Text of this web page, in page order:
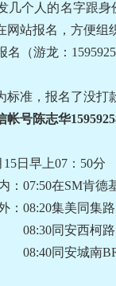
几个人的名字跟
网站报名，方便组
名（游龙：
标准，报名了没打
号陈志华
日早上07：50分
：07:50在SM肯
：08:20集美同集
08:30同安西柯
08:40同安城南